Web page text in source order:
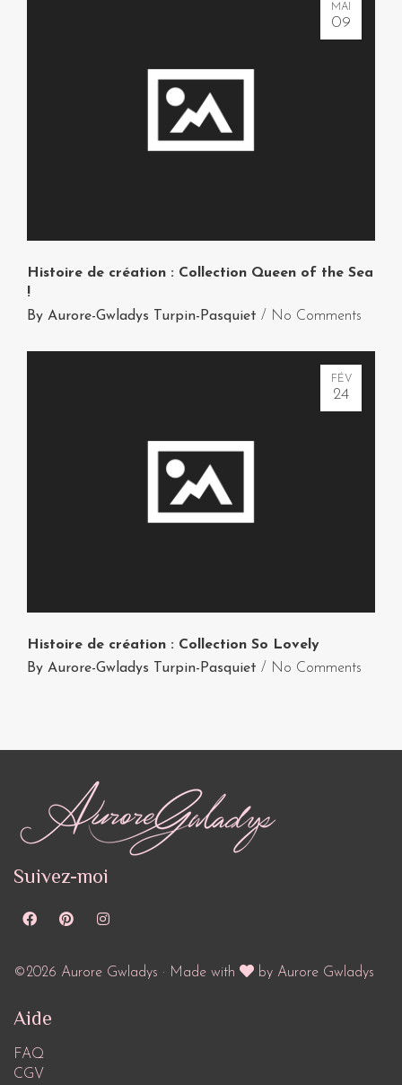
MAI
09
Histoire de création : Collection Queen of the Sea
!
By Aurore-Gwladys Turpin-Pasquiet / No Comments
FÉV
24
Histoire de création : Collection So Lovely
By Aurore-Gwladys Turpin-Pasquiet / No Comments
Suivez-moi
©2026 Aurore Gwladys · Made with by Aurore Gwladys
Aide
FAQ
CGV